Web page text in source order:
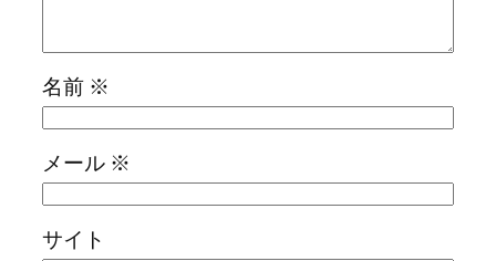
名前 ※
メール ※
サイト